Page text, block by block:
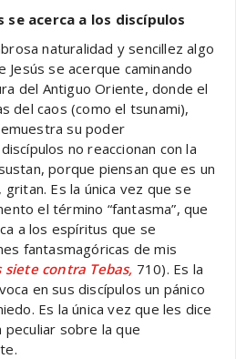
se acerca a los discípulos
naturalidad y sencillez algo
Jesús se acerque caminando
del Antiguo Oriente, donde el
del caos (como el tsunami),
su poder
no reaccionan con la
porque piensan que es un
Es la única vez que se
el término “fantasma”, que
a los espíritus que se
fantasmagóricas de mis
siete contra Tebas, 710). Es la
en sus discípulos un pánico
Es la única vez que les dice
peculiar sobre la que